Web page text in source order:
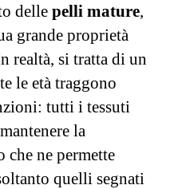
delle pelli mature,
grande proprietà
realtà, si tratta di un
le età traggono
tutti i tessuti
la
ne permette
quelli segnati